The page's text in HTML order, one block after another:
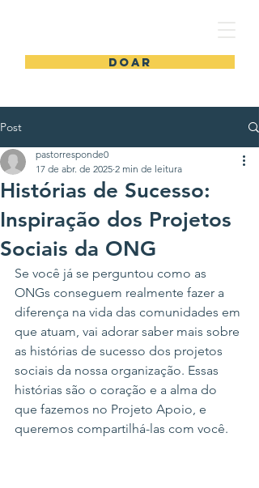
DOAR
Post
Histórias de Sucesso:
Inspiração dos Projetos
Sociais da ONG
pastorresponde0
17 de abr. de 2025 2 min de leitura
Se você já se perguntou como as
ONGs conseguem realmente fazer a
diferença na vida das comunidades em
que atuam, vai adorar saber mais sobre
as histórias de sucesso dos projetos
sociais da nossa organização. Essas
histórias são o coração e a alma do
que fazemos no Projeto Apoio, e
queremos compartilhá-las com você.